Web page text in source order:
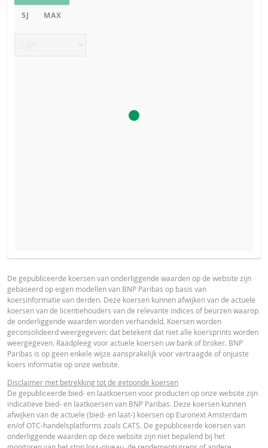
5J MAX
VERWACHTE KOERS VAN DE ONDERLIGGENDE WAARDE
AANTAL PRODUCTEN
PERIODE
ACTUELE BEREKENDE
PROSPECTUS
Prospectus (NL) URL
FINAL TERMS
Final Terms
ESSENTIËLE BELEGGERSINFORMATIEDOCUMENTATIE
PRODUCT PROJECTIONS
Some helper text for the product price projections, financial
advised
UNDERLYING PRICE PRICE PROJECTION
De gepubliceerde koersen van onderliggende waarden op de website zijn
gebaseerd op eigen modellen van BNP Paribas op basis van
koersinformatie van derden. Deze koersen kunnen afwijken van de actuele
koersen van de licentiehouders van de relevante indices of beurzen waarop
de onderliggende waarden worden verhandeld. Koersen worden
geconsolideerd weergegeven: dat betekent dat niet alle koersprints worden
weergegeven. Raadpleeg voor actuele koersen uw bank of broker. BNP
Paribas is op geen enkele wijze aansprakelijk voor vertraagde of onjuiste
koers informatie op onze website.
Disclaimer met betrekking tot de getoonde koersen
De gepubliceerde bied- en laatkoersen voor producten op onze website zijn
indicatieve bied- en laatkoersen van BNP Paribas. Deze koersen kunnen
afwijken van de actuele (bied- en laat-) koersen op Euronext Amsterdam
en/of OTC-handelsplatforms zoals CATS. De gepubliceerde koersen van
onderliggende waarden op deze website zijn niet bepalend bij het